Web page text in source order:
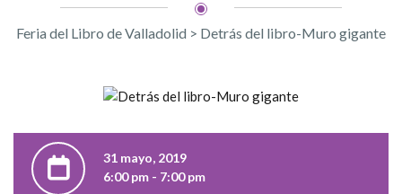
Feria del Libro de Valladolid > Detrás del libro-Muro gigante
31 mayo, 2019
6:00 pm - 7:00 pm